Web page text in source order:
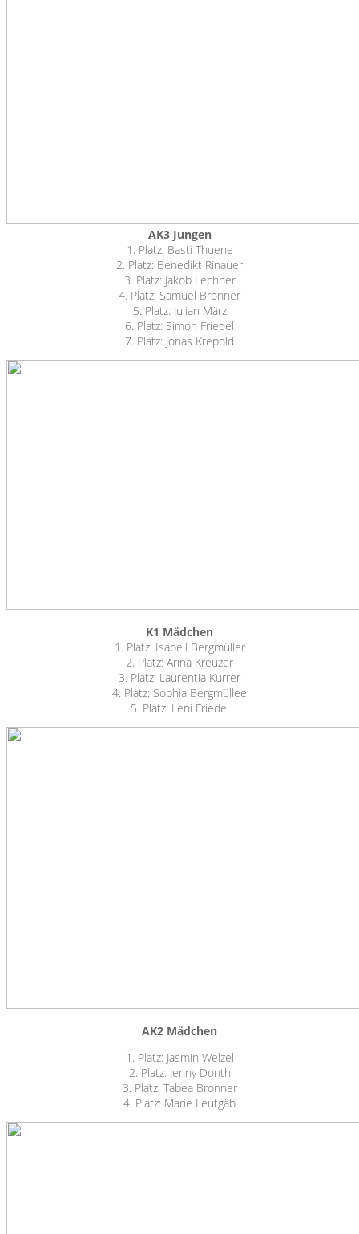
AK3 Jungen
1. Platz: Basti Thuene
2. Platz: Benedikt Rinauer
3. Platz: Jakob Lechner
4. Platz: Samuel Bronner
5. Platz: Julian März
6. Platz: Simon Friedel
7. Platz: Jonas Krepold
K1 Mädchen
1. Platz: Isabell Bergmüller
2. Platz: Arina Kreuzer
3. Platz: Laurentia Kurrer
4. Platz: Sophia Bergmüllee
5. Platz: Leni Friedel
AK2 Mädchen
1. Platz: Jasmin Welzel
2. Platz: Jenny Donth
3. Platz: Tabea Bronner
4. Platz: Marie Leutgäb